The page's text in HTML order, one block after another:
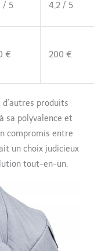
/ 5 4,2 / 5
€ 200 €
d’autres produits
sa polyvalence et
compromis entre
un choix judicieux
tout-en-un.